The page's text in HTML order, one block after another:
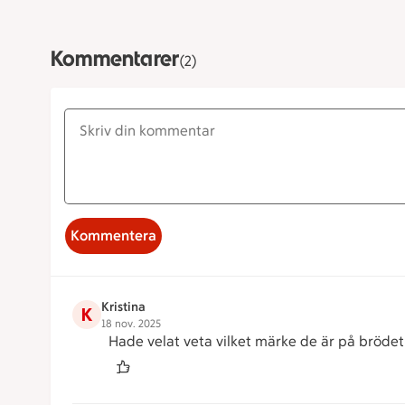
Kommentarer(2)
Kommentera
K Kristina
18 nov. 2025
Hade velat veta vilket märke de är på